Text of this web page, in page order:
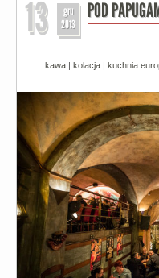
13
gru
2013
POD
kawa | kolacja | kuchnia